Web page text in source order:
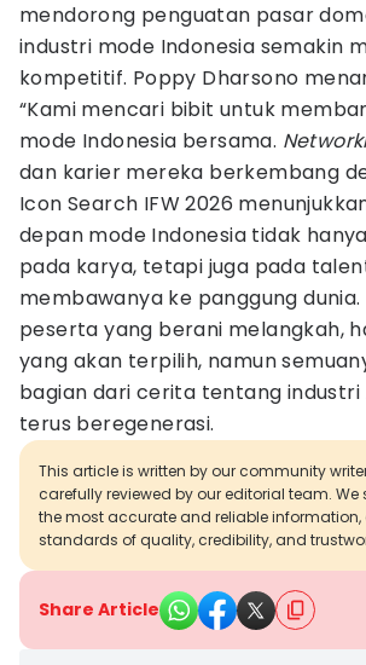
mendorong penguatan pasar
industri mode Indonesia semakin
kompetitif. Poppy Dharsono
“Kami mencari bibit untuk
mode Indonesia bersama.
dan karier mereka berkembang
Icon Search IFW 2026
depan mode Indonesia tidak
pada karya, tetapi juga pada
membawanya ke panggung
peserta yang berani melangkah,
yang akan terpilih, namun
bagian dari cerita tentang industri
terus beregenerasi.
This article is written by our community
carefully reviewed by our editorial team. We
the most accurate and reliable information,
standards of quality, credibility, and
Share Article